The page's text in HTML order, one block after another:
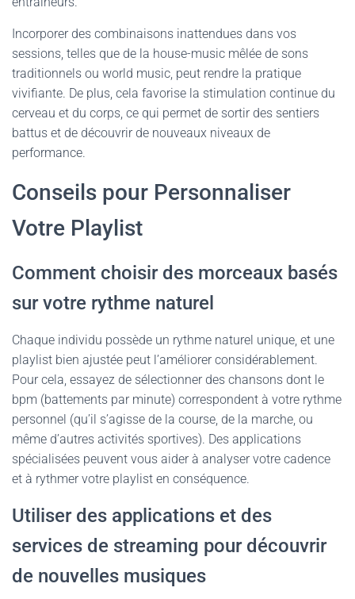
Incorporer des combinaisons inattendues dans vos
sessions, telles que de la house-music mêlée de sons
traditionnels ou world music, peut rendre la pratique
vivifiante. De plus, cela favorise la stimulation continue du
cerveau et du corps, ce qui permet de sortir des sentiers
battus et de découvrir de nouveaux niveaux de
performance.
Conseils pour Personnaliser
Votre Playlist
Comment choisir des morceaux basés
sur votre rythme naturel
Chaque individu possède un rythme naturel unique, et une
playlist bien ajustée peut l’améliorer considérablement.
Pour cela, essayez de sélectionner des chansons dont le
bpm (battements par minute) correspondent à votre rythme
personnel (qu’il s’agisse de la course, de la marche, ou
même d’autres activités sportives). Des applications
spécialisées peuvent vous aider à analyser votre cadence
et à rythmer votre playlist en conséquence.
Utiliser des applications et des
services de streaming pour découvrir
de nouvelles musiques